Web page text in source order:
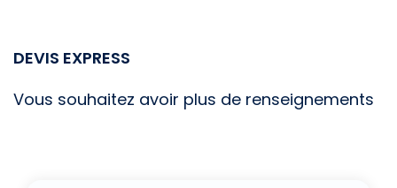
DEVIS EXPRESS
Vous souhaitez avoir plus de renseignements